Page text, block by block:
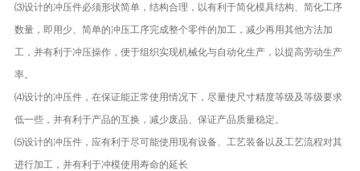
⑶设计的冲压件必须形状简单，结构合理，以有利于简化模具结构、简化工序
数量，即用少、简单的冲压工序完成整个零件的加工，减少再用其他方法加
工，并有利于冲压操作，便于组织实现机械化与自动化生产，以提高劳动生产
率。
⑷设计的冲压件，在保证能正常使用情况下，尽量使尺寸精度等级及等级要求
低一些，并有利于产品的互换，减少废品、保证产品质量稳定。
⑸设计的冲压件，应有利于尽可能使用现有设备、工艺装备以及工艺流程对其
进行加工，并有利于冲模使用寿命的延长